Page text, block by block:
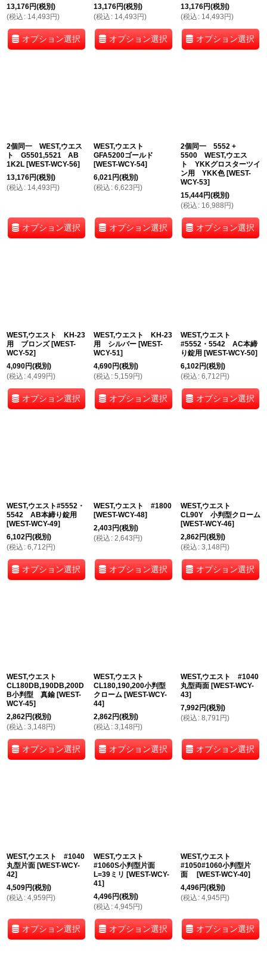
13,176円(税別)
(税込 : 14,493円)
オプション選択
13,176円(税別)
(税込 : 14,493円)
オプション選択
13,176円(税別)
(税込 : 14,493円)
オプション選択
2個同一 WEST,ウエス
ト G5501,5521 AB
1K2L [WEST-WCY-56]
13,176円(税別)
(税込 : 14,493円)
オプション選択
WEST,ウエスト
GFA5200ゴールド
[WEST-WCY-54]
6,021円(税別)
(税込 : 6,623円)
オプション選択
2個同一 5552 +
5500 WEST,ウエス
ト YKKグロスターツイ
ン用 YKK色 [WEST-
WCY-53]
15,444円(税別)
(税込 : 16,988円)
オプション選択
WEST,ウエスト KH-23
用 ブロンズ [WEST-
WCY-52]
4,090円(税別)
(税込 : 4,499円)
オプション選択
WEST,ウエスト KH-23
用 シルバー [WEST-
WCY-51]
4,690円(税別)
(税込 : 5,159円)
オプション選択
WEST,ウエスト
#5552・5542 AC本締
り錠用 [WEST-WCY-50]
6,102円(税別)
(税込 : 6,712円)
オプション選択
WEST,ウエスト#5552・
5542 AB本締り錠用
[WEST-WCY-49]
6,102円(税別)
(税込 : 6,712円)
オプション選択
WEST,ウエスト #1800
[WEST-WCY-48]
2,403円(税別)
(税込 : 2,643円)
オプション選択
WEST,ウエスト
CL90Y 小判型クローム
[WEST-WCY-46]
2,862円(税別)
(税込 : 3,148円)
オプション選択
WEST,ウエスト
CL180DB,190DB,200D
B小判型 真鍮 [WEST-
WCY-45]
2,862円(税別)
(税込 : 3,148円)
オプション選択
WEST,ウエスト
CL180,190,200小判型
クローム [WEST-WCY-
44]
2,862円(税別)
(税込 : 3,148円)
オプション選択
WEST,ウエスト #1040
丸型両面 [WEST-WCY-
43]
7,992円(税別)
(税込 : 8,791円)
オプション選択
WEST,ウエスト #1040
丸型片面 [WEST-WCY-
42]
4,509円(税別)
(税込 : 4,959円)
オプション選択
WEST,ウエスト
#1060S小判型片面
L=39ミリ [WEST-WCY-
41]
4,496円(税別)
(税込 : 4,945円)
オプション選択
WEST,ウエスト
#1050#1060小判型片
面
[WEST-WCY-40]
4,496円(税別)
(税込 : 4,945円)
オプション選択